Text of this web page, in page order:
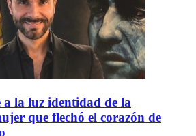
a la luz identidad de la
que flechó el corazón de